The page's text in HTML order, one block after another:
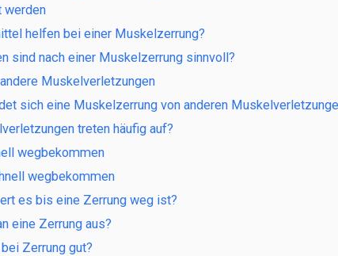
werden
helfen bei einer Muskelzerrung?
sind nach einer Muskelzerrung sinnvoll?
Muskelverletzungen
sich eine Muskelzerrung von anderen
treten häufig auf?
wegbekommen
wegbekommen
es bis eine Zerrung weg ist?
eine Zerrung aus?
Zerrung gut?